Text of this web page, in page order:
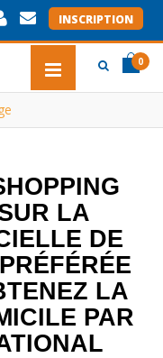
INSCRIPTION
0
LA
DE
LA
PAR